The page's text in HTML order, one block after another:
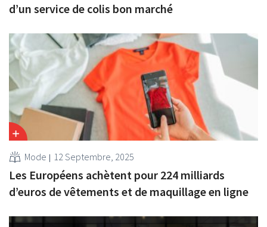
d’un service de colis bon marché
Mode 12 Septembre, 2025
Les Européens achètent pour 224 milliards
d’euros de vêtements et de maquillage en ligne